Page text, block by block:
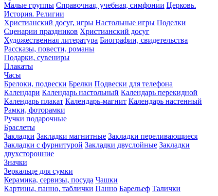
Малые группы Справочная, учебная, симфонии Церковь.
История. Религии
Христианский досуг, игры Настольные игры Поделки
Сценарии праздников Христианский досуг
Художественная литература Биографии, свидетельства
Рассказы, повести, романы
Подарки, сувениры
Плакаты
Часы
Брелоки, подвески Брелки Подвески для телефона
Календари Календарь настольный Календарь перекидной
Календарь плакат Календарь-магнит Календарь настенный
Рамки, фоторамки
Ручки подарочные
Браслеты
Закладки Закладки магнитные Закладки переливающиеся
Закладки с фурнитурой Закладки двуслойные Закладки
двухсторонние
Значки
Зеркальце для сумки
Керамика, сервизы, посуда Чашки
Картины, панно, таблички Панно Барельеф Талички